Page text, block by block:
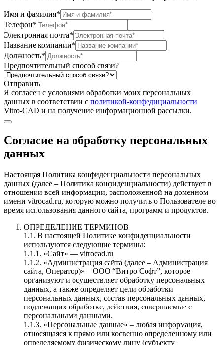
Имя и фамилия*
Телефон*
Электронная почта*
Название компании*
Должность*
Предпочтительный способ связи?
Отправить
Я согласен c условиями обработки моих персональных
данных в соответствии с политикой-конфедициальности
Vitro-CAD и на получение информационной рассылки.
Согласие на обработку персональных
данных
Настоящая Политика конфиденциальности персональных
данных (далее – Политика конфиденциальности) действует в
отношении всей информации, расположенной на доменном
имени vitrocad.ru, которую можно получить о Пользователе во
время использования данного сайта, программ и продуктов.
ОПРЕДЕЛЕНИЕ ТЕРМИНОВ
1.1. В настоящей Политике конфиденциальности
используются следующие термины:
1.1.1. «Сайт» — vitrocad.ru
1.1.2. «Администрация сайта (далее – Администрация
сайта, Оператор)» – ООО “Витро Софт”, которое
организуют и осуществляет обработку персональных
данных, а также определяет цели обработки
персональных данных, состав персональных данных,
подлежащих обработке, действия, совершаемые с
персональными данными.
1.1.3. «Персональные данные» – любая информация,
относящаяся к прямо или косвенно определенному или
определяемому физическому лицу (субъекту